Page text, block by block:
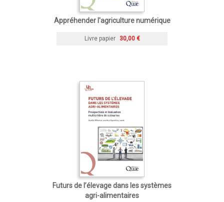
Appréhender l'agriculture numérique
Livre papier 30,00 €
Futurs de l’élevage dans les systèmes
agri-alimentaires